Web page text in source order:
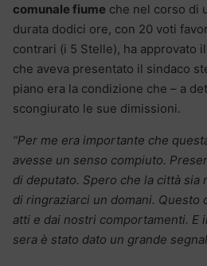
comunale fiume che nel corso di
durata dodici ore, con 20 voti
contrari (i 5 Stelle), ha approvato il
che aveva presentato il sindaco
piano era la condizione che – a
scongiurato le sue dimissioni.
“Per me era importante che
avesse un senso compiuto.
di deputato. Spero che la città sia
di ringraziarci un domani. Questo
atti e dai nostri comportamenti. E
sera è stato dato un grande